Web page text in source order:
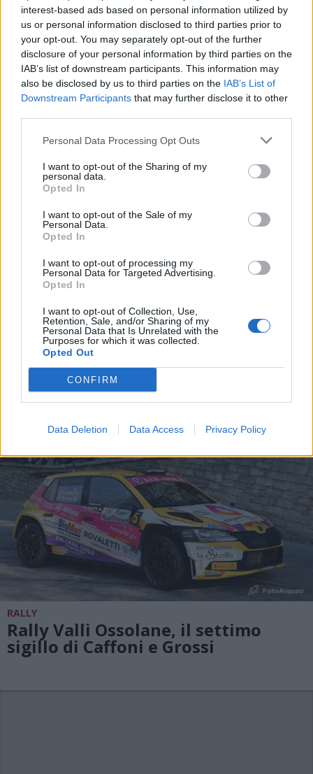
interest-based ads based on personal information utilized by
us or personal information disclosed to third parties prior to
your opt-out. You may separately opt-out of the further
disclosure of your personal information by third parties on the
IAB’s list of downstream participants. This information may
also be disclosed by us to third parties on the IAB’s List of
Downstream Participants that may further disclose it to other
Personal Data Processing Opt Outs
I want to opt-out of the Sharing of my
personal data.
Opted In
I want to opt-out of the Sale of my
Personal Data.
Opted In
I want to opt-out of processing my
Personal Data for Targeted Advertising.
Opted In
I want to opt-out of Collection, Use,
Retention, Sale, and/or Sharing of my
Personal Data that Is Unrelated with the
Purposes for which it was collected.
Opted Out
CONFIRM
Data Deletion Data Access Privacy Policy
Torna l’atteso “Valli Ossolane”, ci
sono anche Crugnola e De
Tommaso (e Valeria Marini)
RALLY
Rally Valli Ossolane, il settimo
sigillo di Caffoni e Grossi